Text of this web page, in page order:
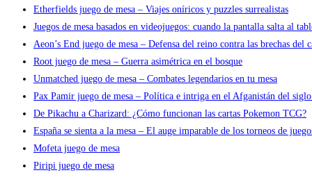
Etherfields juego de mesa – Viajes oníricos y puzzles surrealistas
Juegos de mesa basados en videojuegos: cuando la pantalla salta al
Aeon’s End juego de mesa – Defensa del reino contra las brechas del
Root juego de mesa – Guerra asimétrica en el bosque
Unmatched juego de mesa – Combates legendarios en tu mesa
Pax Pamir juego de mesa – Política e intriga en el Afganistán del
De Pikachu a Charizard: ¿Cómo funcionan las cartas Pokemon TCG?
España se sienta a la mesa – El auge imparable de los torneos de
Mofeta juego de mesa
Piripi juego de mesa